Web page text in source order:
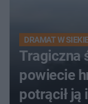
DRAMAT W
Tragiczna
powiecie
potrącił ją